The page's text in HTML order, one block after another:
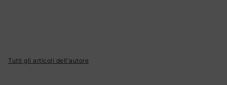
Tutti gli articoli dell'autore